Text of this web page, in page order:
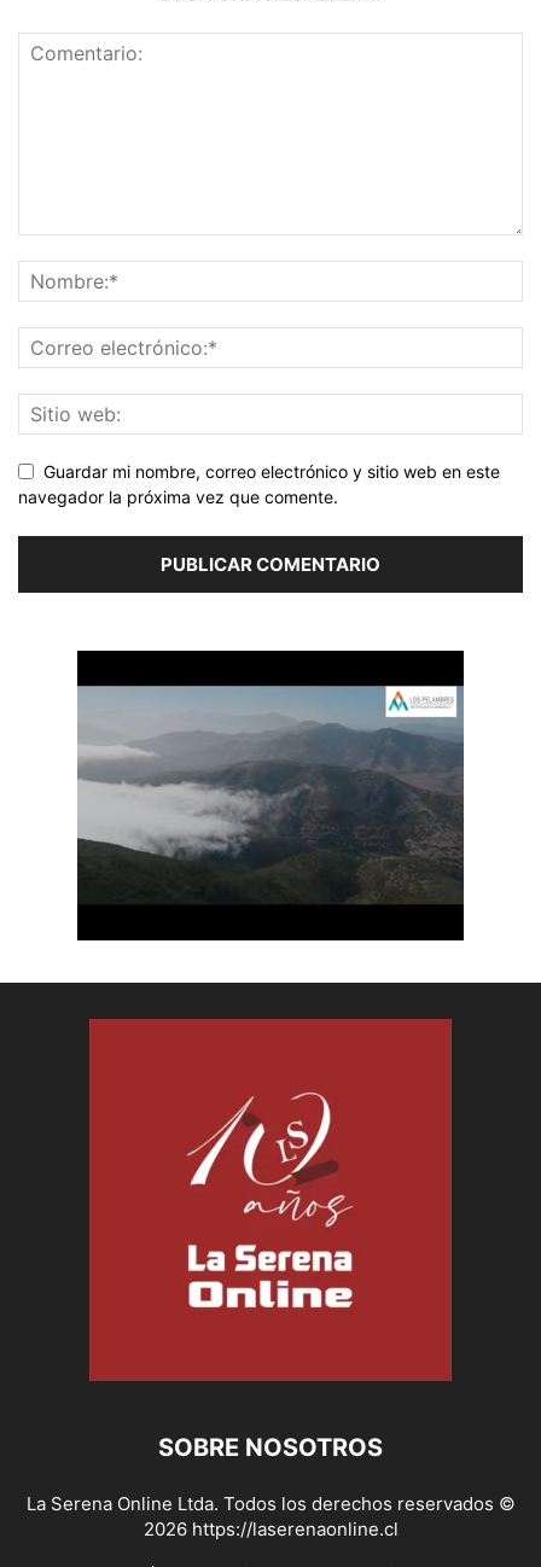
Guardar mi nombre, correo electrónico y sitio web en este
navegador la próxima vez que comente.
SOBRE NOSOTROS
La Serena Online Ltda. Todos los derechos reservados ©
2026 https://laserenaonline.cl